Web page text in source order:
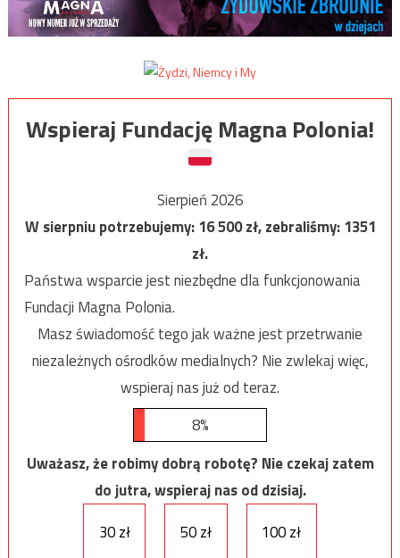
Wspieraj Fundację Magna Polonia!
Sierpień 2026
W sierpniu potrzebujemy:16 500zł, zebraliśmy:1351
zł.
Państwa wsparcie jest niezbędne dla funkcjonowania
Fundacji Magna Polonia.
Masz świadomość tego jak ważne jest przetrwanie
niezależnych ośrodków medialnych? Nie zwlekaj więc,
wspieraj nas już od teraz.
8%
Uważasz, że robimy dobrą robotę? Nie czekaj zatem
do jutra, wspieraj nas od dzisiaj.
30 zł
50 zł 100 zł